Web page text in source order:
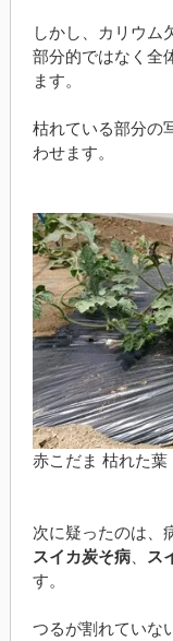
しかし、カリウム
部分的ではなく全
ます。
枯れている部分の
わせます。
赤こだま 枯れた葉
次に疑ったのは、
スイカ炭そ病、 ス
す。
つるが割れていな